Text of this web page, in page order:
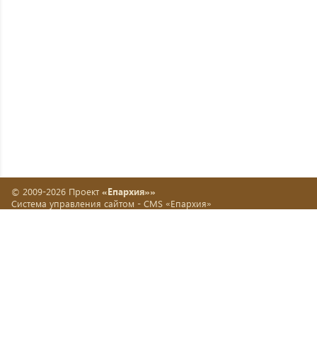
© 2009-2026 Проект «Епархия»»
Система управления сайтом - CMS «Епархия»